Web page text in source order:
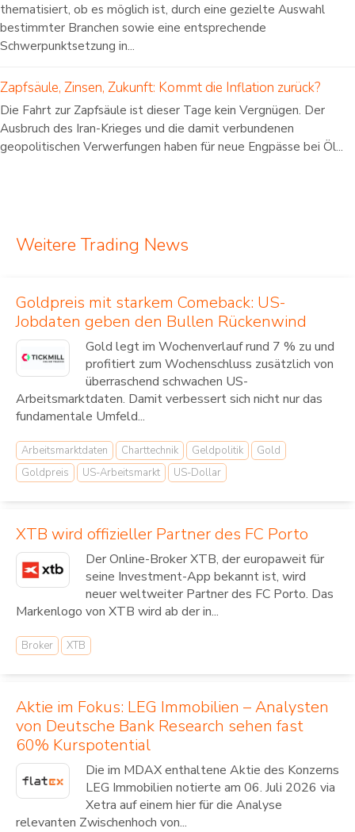
thematisiert, ob es möglich ist, durch eine gezielte Auswahl
bestimmter Branchen sowie eine entsprechende
Schwerpunktsetzung in...
Zapfsäule, Zinsen, Zukunft: Kommt die Inflation zurück?
Die Fahrt zur Zapfsäule ist dieser Tage kein Vergnügen. Der
Ausbruch des Iran-Krieges und die damit verbundenen
geopolitischen Verwerfungen haben für neue Engpässe bei Öl...
Weitere Trading News
Goldpreis mit starkem Comeback: US-
Jobdaten geben den Bullen Rückenwind
Gold legt im Wochenverlauf rund 7 % zu und
profitiert zum Wochenschluss zusätzlich von
überraschend schwachen US-
Arbeitsmarktdaten. Damit verbessert sich nicht nur das
fundamentale Umfeld...
Arbeitsmarktdaten Charttechnik Geldpolitik
Gold
Goldpreis
US-Arbeitsmarkt US-Dollar
XTB wird offizieller Partner des FC Porto
Der Online-Broker XTB, der europaweit für
seine Investment-App bekannt ist, wird
neuer weltweiter Partner des FC Porto. Das
Markenlogo von XTB wird ab der in...
Broker XTB
Aktie im Fokus: LEG Immobilien – Analysten
von Deutsche Bank Research sehen fast
60% Kurspotential
Die im MDAX enthaltene Aktie des Konzerns
LEG Immobilien notierte am 06. Juli 2026 via
Xetra auf einem hier für die Analyse
relevanten Zwischenhoch von...